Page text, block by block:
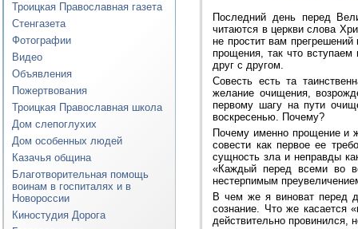
Троицкая Православная газета
Стенгазета
Фотографии
Видео
Объявления
Пожертвования
Троицкая Православная школа
Дом слепоглухих
Дом особенных людей
Казачья община
Благотворительная помощь
воинам в госпиталях и в
Новороссии
Киностудия Дорога
Последний день перед
читаются в церкви слова
не простит вам
прощения, так что
друг с другом.
Совесть есть та
желание очищения,
первому шагу на пути
воскресенью. Почему?
Почему именно прощение и
совести как первое ее
сущность зла и неправды
«Каждый перед всеми во
нестерпимым
В чем же я виноват перед
сознание. Что же касается
действительно провинился,